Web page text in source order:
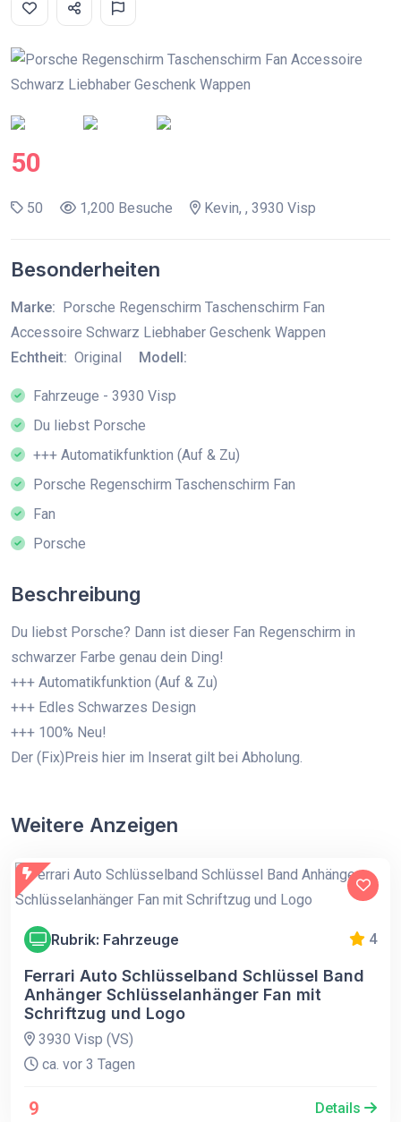
50
50 1,200 Besuche Kevin, , 3930 Visp
Besonderheiten
Marke: Porsche Regenschirm Taschenschirm Fan
Accessoire Schwarz Liebhaber Geschenk Wappen
Echtheit: Original Modell:
Fahrzeuge - 3930 Visp
Du liebst Porsche
+++ Automatikfunktion (Auf & Zu)
Porsche Regenschirm Taschenschirm Fan
Fan
Porsche
Beschreibung
Du liebst Porsche? Dann ist dieser Fan Regenschirm in
schwarzer Farbe genau dein Ding!
+++ Automatikfunktion (Auf & Zu)
+++ Edles Schwarzes Design
+++ 100% Neu!
Der (Fix)Preis hier im Inserat gilt bei Abholung.
Weitere Anzeigen
Rubrik: Fahrzeuge 4
Ferrari Auto Schlüsselband Schlüssel Band
Anhänger Schlüsselanhänger Fan mit
Schriftzug und Logo
3930 Visp (VS)
ca. vor 3 Tagen
9 Details